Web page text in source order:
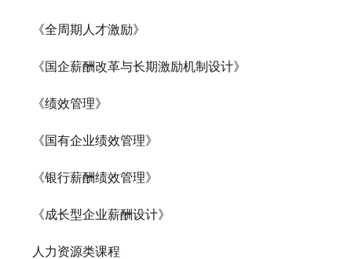
《全周期人才激励》
《国企薪酬改革与长期激励机制设计》
《绩效管理》
《国有企业绩效管理》
《银行薪酬绩效管理》
《成长型企业薪酬设计》
人力资源类课程